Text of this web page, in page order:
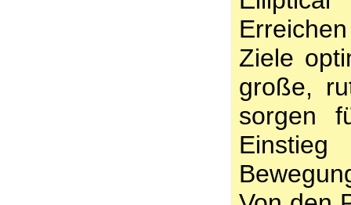
Ziele
große,
sorgen